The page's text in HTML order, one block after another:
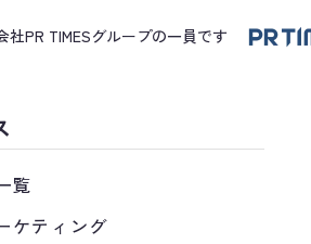
社PR TIMESグループの一員です
覧
ケティング